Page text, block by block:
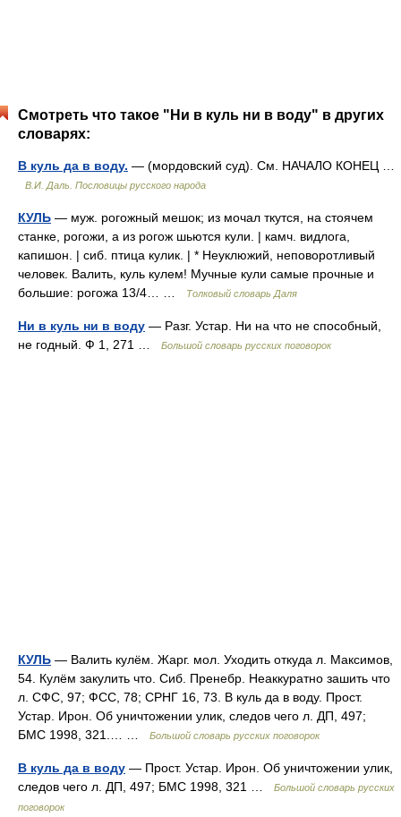
Смотреть что такое "Ни в куль ни в воду" в других
словарях:
В куль да в воду. — (мордовский суд). См. НАЧАЛО КОНЕЦ …
В.И. Даль. Пословицы русского народа
КУЛЬ — муж. рогожный мешок; из мочал ткутся, на стоячем
станке, рогожи, а из рогож шьются кули. | камч. видлога,
капишон. | сиб. птица кулик. | * Неуклюжий, неповоротливый
человек. Валить, куль кулем! Мучные кули самые прочные и
большие: рогожа 13/4… …
Толковый словарь Даля
Ни в куль ни в воду — Разг. Устар. Ни на что не способный,
не годный. Ф 1, 271 …
Большой словарь русских поговорок
КУЛЬ — Валить кулём. Жарг. мол. Уходить откуда л. Максимов,
54. Кулём закулить что. Сиб. Пренебр. Неаккуратно зашить что
л. СФС, 97; ФСС, 78; СРНГ 16, 73. В куль да в воду. Прост.
Устар. Ирон. Об уничтожении улик, следов чего л. ДП, 497;
БМС 1998, 321.… …
Большой словарь русских поговорок
В куль да в воду — Прост. Устар. Ирон. Об уничтожении улик,
следов чего л. ДП, 497; БМС 1998, 321 …
Большой словарь русских
поговорок